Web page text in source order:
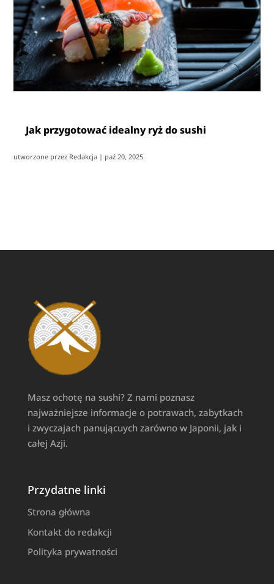
Jak przygotować idealny ryż do sushi
utworzone przez Redakcja | paź 20, 2025
Masz ochotę na sushi? Z nami poznasz
najważniejsze informacje o potrawach, zabytkach
i zwyczajach panującuych zarówno w Japonii, jak i
całej Azji.
Przydatne linki
Strona główna
Kontakt do redakcji
Polityka prywatności